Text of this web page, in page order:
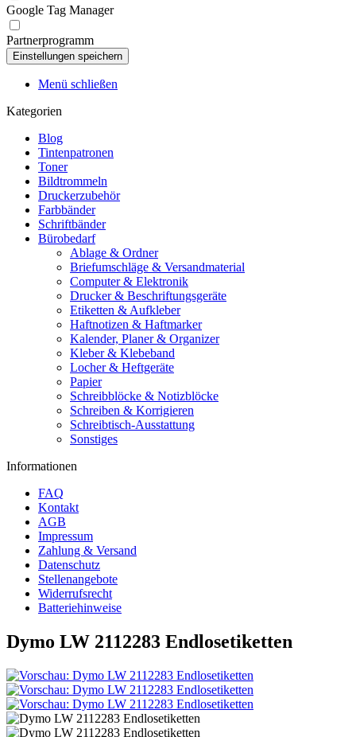
Google Tag Manager
Partnerprogramm
Menü schließen
Kategorien
Blog
Tintenpatronen
Toner
Bildtrommeln
Druckerzubehör
Farbbänder
Schriftbänder
Bürobedarf
Ablage & Ordner
Briefumschläge & Versandmaterial
Computer & Elektronik
Drucker & Beschriftungsgeräte
Etiketten & Aufkleber
Haftnotizen & Haftmarker
Kalender, Planer & Organizer
Kleber & Klebeband
Locher & Heftgeräte
Papier
Schreibblöcke & Notizblöcke
Schreiben & Korrigieren
Schreibtisch-Ausstattung
Sonstiges
Informationen
FAQ
Kontakt
AGB
Impressum
Zahlung & Versand
Datenschutz
Stellenangebote
Widerrufsrecht
Batteriehinweise
Dymo LW 2112283 Endlosetiketten